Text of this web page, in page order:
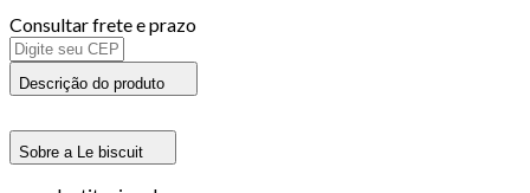
Consultar frete e prazo
Descrição do produto
Sobre a Le biscuit